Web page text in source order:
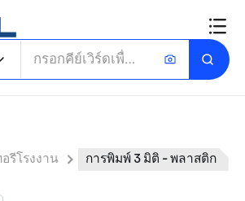
รีโรงงาน การพิมพ์ 3 มิติ - พลาสติก